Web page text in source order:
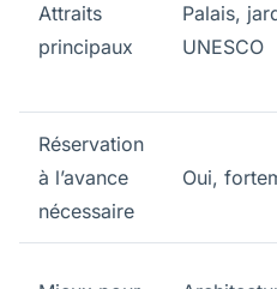
Attraits
principaux
Palais,
UNESCO
Réservation
à l’avance
nécessaire
Oui,